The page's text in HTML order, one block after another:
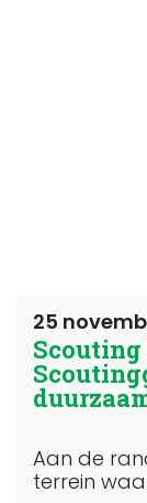
25
Aan de
terrein